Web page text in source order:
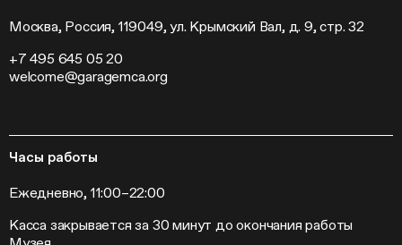
Выставки
Слет институций современного искусства
Контакты
Москва, Россия, 119049, ул. Крымский Вал, д. 9, стр. 32
+7 495 645 05 20
welcome@garagemca.org
Часы работы
Ежедневно, 11:00–22:00
Касса закрывается за 30 минут до окончания работы